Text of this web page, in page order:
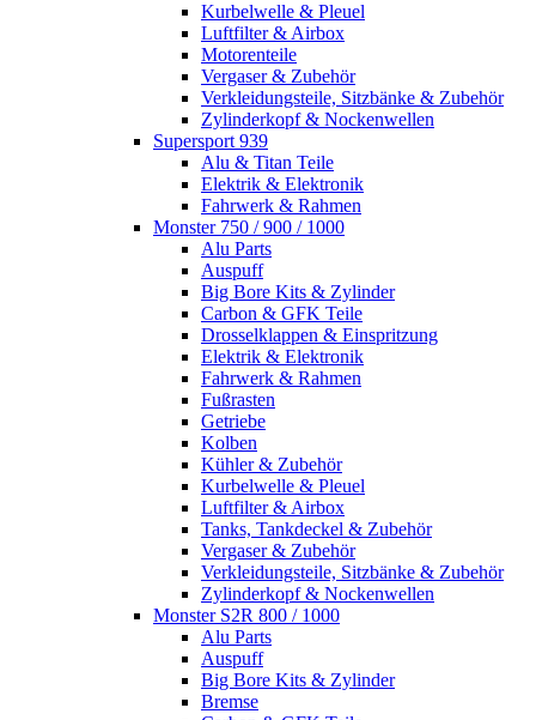
Kurbelwelle & Pleuel
Luftfilter & Airbox
Motorenteile
Vergaser & Zubehör
Verkleidungsteile, Sitzbänke & Zubehör
Zylinderkopf & Nockenwellen
Supersport 939
Alu & Titan Teile
Elektrik & Elektronik
Fahrwerk & Rahmen
Monster 750 / 900 / 1000
Alu Parts
Auspuff
Big Bore Kits & Zylinder
Carbon & GFK Teile
Drosselklappen & Einspritzung
Elektrik & Elektronik
Fahrwerk & Rahmen
Fußrasten
Getriebe
Kolben
Kühler & Zubehör
Kurbelwelle & Pleuel
Luftfilter & Airbox
Tanks, Tankdeckel & Zubehör
Vergaser & Zubehör
Verkleidungsteile, Sitzbänke & Zubehör
Zylinderkopf & Nockenwellen
Monster S2R 800 / 1000
Alu Parts
Auspuff
Big Bore Kits & Zylinder
Bremse